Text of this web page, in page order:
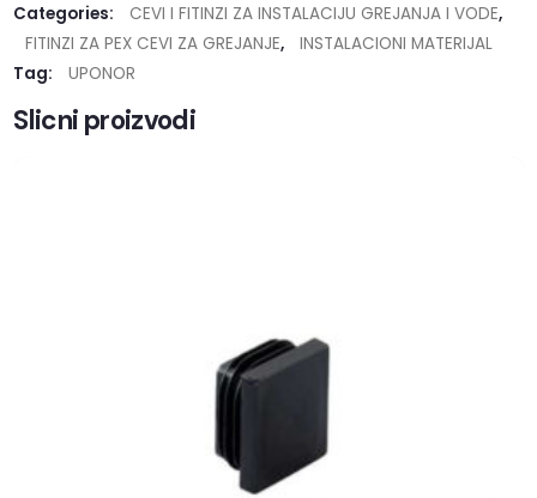
Categories:
CEVI I FITINZI ZA INSTALACIJU GREJANJA I VODE,
FITINZI ZA PEX CEVI ZA GREJANJE,
INSTALACIONI MATERIJAL
Tag:
UPONOR
Slicni proizvodi